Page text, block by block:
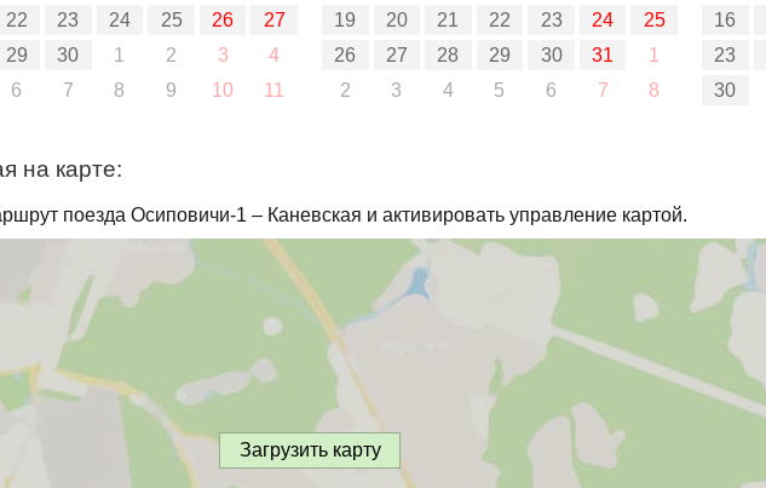
22 23 24 25 26
27
29 30 1 2 3
4
6 7 8 9 10 11
19
20 21 22 23 24
25
26
27 28 29 30 31
1
2
3 4 5 6 7 8
16
23
30
на карте:
поезда Осиповичи-1 – Каневская и активировать управление картой.
Загрузить карту